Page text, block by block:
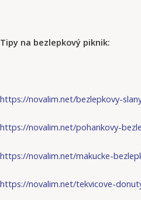
Tipy na bezlepkový piknik:
https://novalim.net/bezlepkovy-
https://novalim.net/pohankovy-
https://novalim.net/makucke-
https://novalim.net/tekvicove-